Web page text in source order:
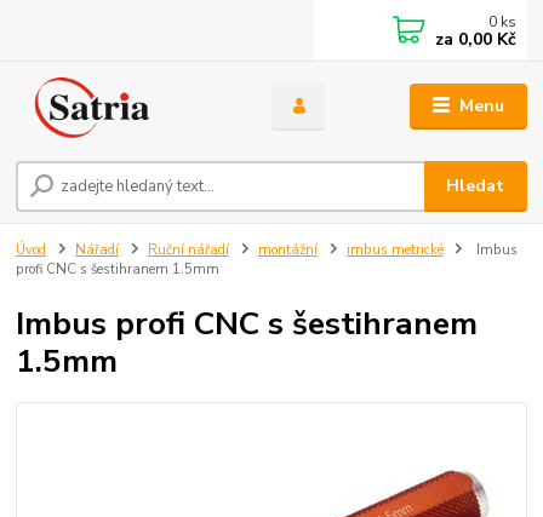
Menu
Hledat
0 ks
za 0,00 Kč
Úvod Nářadí Ruční nářadí montážní imbus metrické
Imbus
profi CNC s šestihranem 1.5mm
Imbus profi CNC s šestihranem
1.5mm